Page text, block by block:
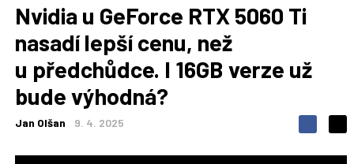
Nvidia u GeForce RTX 5060 Ti
nasadí lepší cenu, než
u předchůdce. I 16GB verze už
bude výhodná?
Jan Olšan 9. 4. 2025
S
d
S